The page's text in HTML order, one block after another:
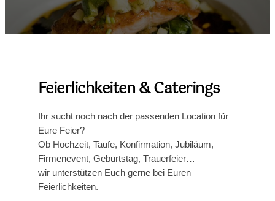
Feierlichkeiten & Caterings
Ihr sucht noch nach der passenden Location für
Eure Feier?
Ob Hochzeit, Taufe, Konfirmation, Jubiläum,
Firmenevent, Geburtstag, Trauerfeier…
wir unterstützen Euch gerne bei Euren
Feierlichkeiten.